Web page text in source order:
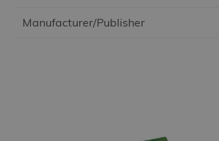
Manufacturer/Publisher